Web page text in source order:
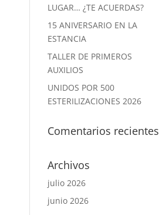
LUGAR… ¿TE ACUERDAS?
15 ANIVERSARIO EN LA
ESTANCIA
TALLER DE PRIMEROS
AUXILIOS
UNIDOS POR 500
ESTERILIZACIONES 2026
Comentarios recientes
Archivos
julio 2026
junio 2026